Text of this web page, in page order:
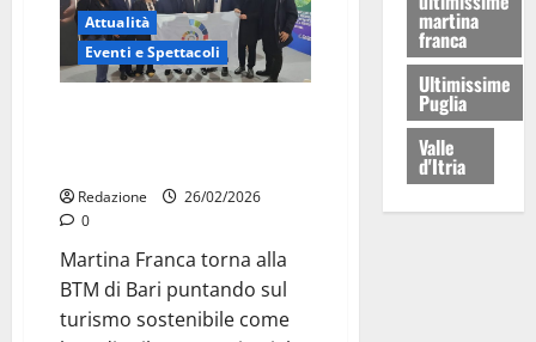
Attualità
Eventi e Spettacoli
Redazione
26/02/2026
0
Martina Franca torna alla
BTM di Bari puntando sul
turismo sostenibile come
martina
franca
Ultimissime
Puglia
Valle
d'Itria